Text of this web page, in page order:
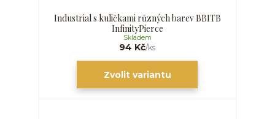
Industrial s kuličkami různých barev BBITB
InfinityPierce
94 Kč/ks
Skladem
Zvolit variantu